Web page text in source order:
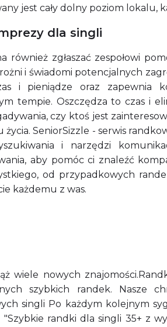
jest cały dolny poziom lokalu,
dla singli
również zgłaszać zespołowi
i świadomi potencjalnych
i pieniądze oraz zapewnia
tempie. Oszczędza to czas i
czy ktoś jest
SeniorSizzle - serwis
i narzędzi
aby pomóc ci znaleźć
od przypadkowych
każdemu z was.
wiele nowych
szybkich randek. Nasze
singli Po każdym kolejnym
randki dla singli 35+ z